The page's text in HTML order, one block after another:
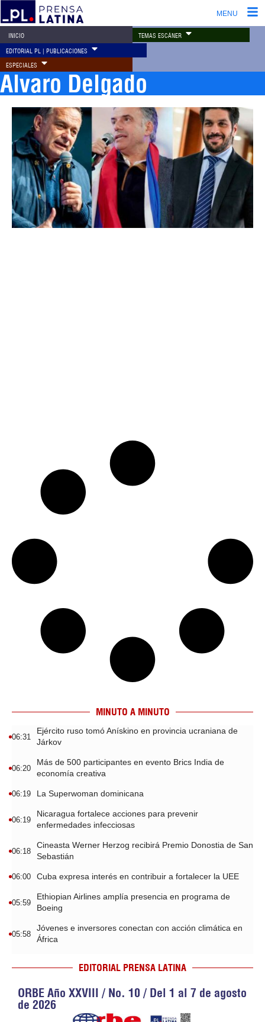
MENU
INICIO TEMAS ESCÁNER
EDITORIAL PL | PUBLICACIONES
ESPECIALES
Alvaro Delgado
MINUTO A MINUTO
06:31
Ejército ruso tomó Anískino en provincia ucraniana de
Járkov
06:20
Más de 500 participantes en evento Brics India de
economía creativa
06:19 La Superwoman dominicana
06:19
Nicaragua fortalece acciones para prevenir
enfermedades infecciosas
06:18
Cineasta Werner Herzog recibirá Premio Donostia de San
Sebastián
06:00 Cuba expresa interés en contribuir a fortalecer la UEE
05:59
Ethiopian Airlines amplía presencia en programa de
Boeing
05:58
Jóvenes e inversores conectan con acción climática en
África
EDITORIAL PRENSA LATINA
ORBE Año XXVIII / No. 10 / Del 1 al 7 de agosto
de 2026